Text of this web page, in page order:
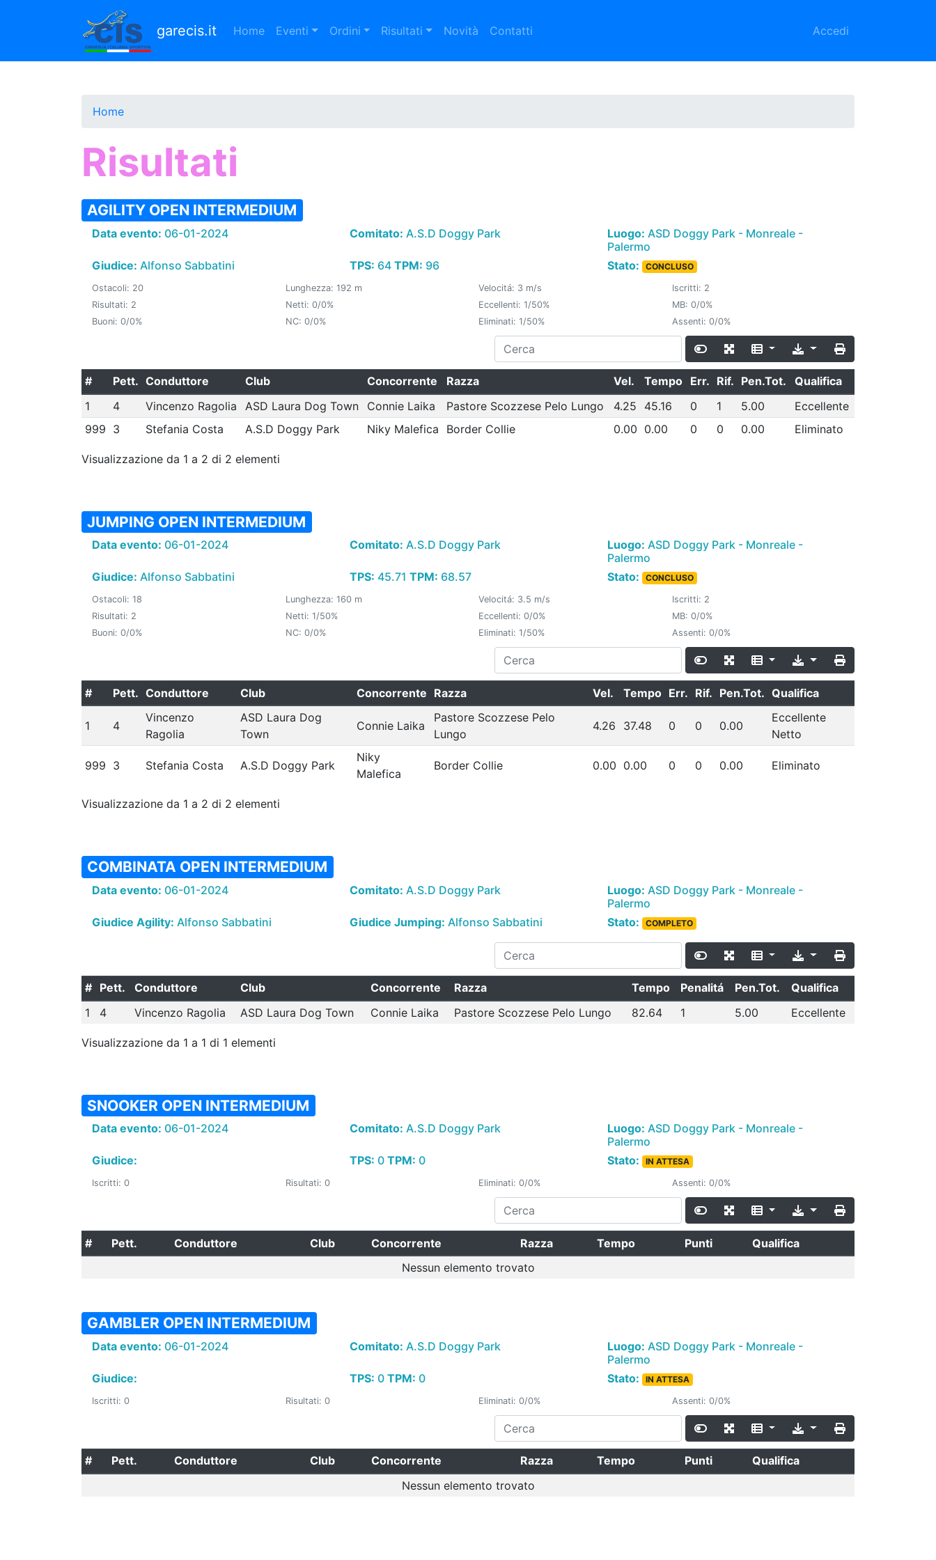
principale
garecis.it Home Eventi Ordini Risultati Novità Contatti Accedi
Home
Risultati
AGILITY OPEN INTERMEDIUM
Data evento: 06-01-2024 Comitato: A.S.D Doggy Park Luogo: ASD Doggy Park - Monreale -
Palermo
Giudice: Alfonso Sabbatini TPS: 64 TPM: 96 Stato: CONCLUSO
Ostacoli: 20 Lunghezza: 192 m Velocitá: 3 m/s
Iscritti: 2
Risultati: 2
Netti: 0/0% Eccellenti: 1/50%
MB: 0/0%
Buoni: 0/0%
NC: 0/0% Eliminati: 1/50% Assenti: 0/0%
# Pett. Conduttore Club Concorrente Razza Vel. Tempo Err. Rif. Pen.Tot.
Qualifica
1
4 Vincenzo Ragolia ASD Laura Dog Town Connie Laika Pastore Scozzese Pelo Lungo 4.25 45.16 0 1 5.00
Eccellente
999 3 Stefania Costa A.S.D Doggy Park Niky Malefica Border Collie 0.00 0.00 0 0 0.00 Eliminato
Visualizzazione da 1 a 2 di 2 elementi
JUMPING OPEN INTERMEDIUM
Data evento: 06-01-2024 Comitato: A.S.D Doggy Park Luogo: ASD Doggy Park - Monreale -
Palermo
Giudice: Alfonso Sabbatini TPS: 45.71 TPM: 68.57 Stato: CONCLUSO
Ostacoli: 18 Lunghezza: 160 m Velocitá: 3.5 m/s
Iscritti: 2
Risultati: 2
Netti: 1/50% Eccellenti: 0/0%
MB: 0/0%
Buoni: 0/0%
NC: 0/0% Eliminati: 1/50% Assenti: 0/0%
# Pett. Conduttore Club Concorrente Razza Vel. Tempo Err. Rif. Pen.Tot. Qualifica
1 4
Vincenzo
Ragolia
ASD Laura Dog
Town
Connie Laika
Pastore Scozzese Pelo
Lungo
4.26 37.48 0 0 0.00
Eccellente
Netto
999 3 Stefania Costa A.S.D Doggy Park
Niky
Malefica
Border Collie 0.00 0.00 0 0 0.00 Eliminato
Visualizzazione da 1 a 2 di 2 elementi
COMBINATA OPEN INTERMEDIUM
Data evento: 06-01-2024 Comitato: A.S.D Doggy Park Luogo: ASD Doggy Park - Monreale -
Palermo
Giudice Agility: Alfonso Sabbatini Giudice Jumping: Alfonso Sabbatini Stato: COMPLETO
# Pett. Conduttore Club Concorrente Razza Tempo Penalitá Pen.Tot.
Qualifica
1
4 Vincenzo Ragolia ASD Laura Dog Town Connie Laika Pastore Scozzese Pelo Lungo 82.64 1 5.00 Eccellente
Visualizzazione da 1 a 1 di 1 elementi
SNOOKER OPEN INTERMEDIUM
Data evento: 06-01-2024 Comitato: A.S.D Doggy Park Luogo: ASD Doggy Park - Monreale -
Palermo
Giudice:
TPS: 0 TPM: 0 Stato: IN ATTESA
Iscritti: 0 Risultati: 0 Eliminati: 0/0% Assenti: 0/0%
# Pett. Conduttore Club Concorrente Razza Tempo Punti
Qualifica
Nessun elemento trovato
GAMBLER OPEN INTERMEDIUM
Data evento: 06-01-2024 Comitato: A.S.D Doggy Park Luogo: ASD Doggy Park - Monreale -
Palermo
Giudice:
TPS: 0 TPM: 0 Stato: IN ATTESA
Iscritti: 0 Risultati: 0 Eliminati: 0/0% Assenti: 0/0%
# Pett. Conduttore Club Concorrente Razza Tempo Punti
Qualifica
Nessun elemento trovato